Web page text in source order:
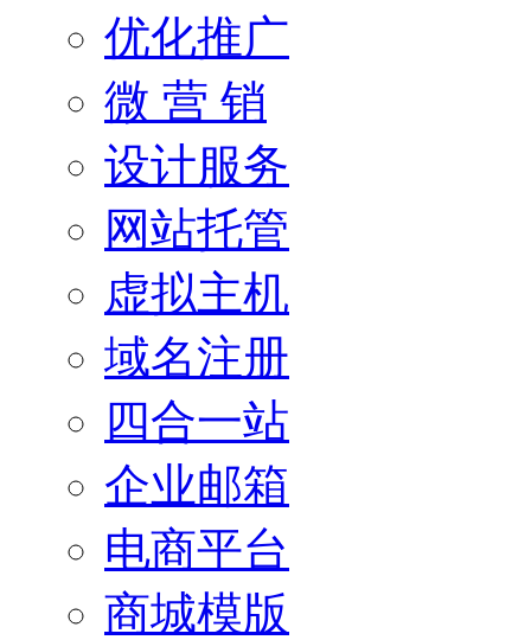
优化推广
微 营 销
设计服务
网站托管
虚拟主机
域名注册
四合一站
企业邮箱
电商平台
商城模版